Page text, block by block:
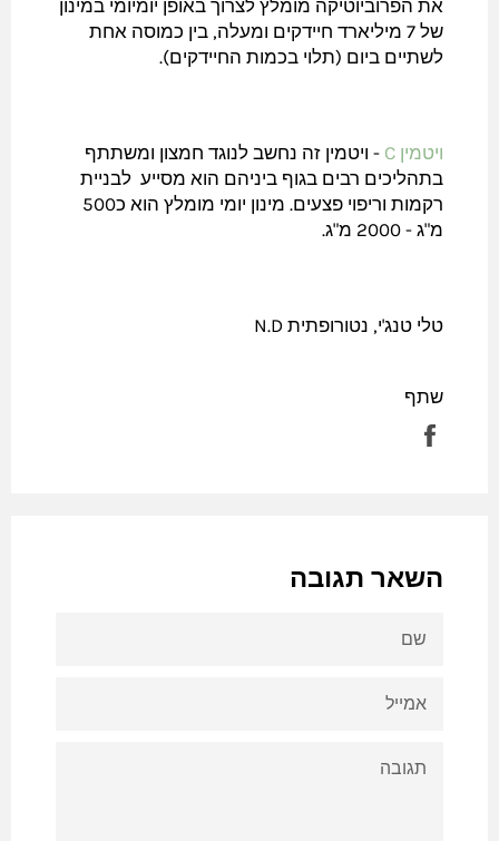
את הפרוביוטיקה מומלץ לצרוך באופן יומיומי במינון
של 7 מיליארד חיידקים ומעלה, בין כמוסה אחת
לשתיים ביום (תלוי בכמות החיידקים).
ויטמין C
- ויטמין זה נחשב לנוגד חמצון ומשתתף
בתהליכים רבים בגוף ביניהם הוא מסייע לבניית
רקמות וריפוי פצעים. מינון יומי מומלץ הוא כ500
מ"ג - 2000 מ"ג.
טלי טנג'י, נטורופתית N.D
שתף
השאר תגובה